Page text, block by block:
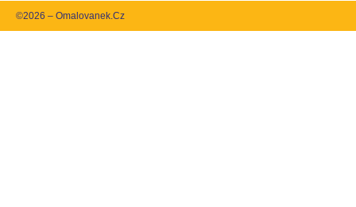
©2026 – Omalovanek.Cz